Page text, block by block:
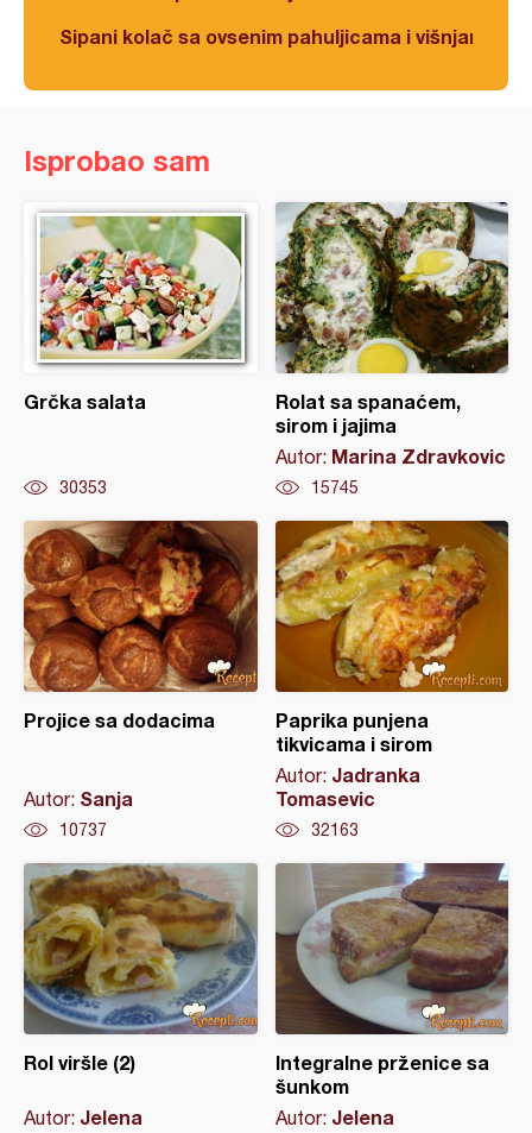
Sipani kolač sa ovsenim pahuljicama i višnjama
Isprobao sam
Grčka salata
30353
Rolat sa spanaćem,
sirom i jajima
Autor: Marina Zdravkovic
15745
Projice sa dodacima
Autor: Sanja
10737
Paprika punjena
tikvicama i sirom
Autor: Jadranka
Tomasevic
32163
Rol viršle (2)
Autor: Jelena
Integralne prženice sa
šunkom
Autor: Jelena